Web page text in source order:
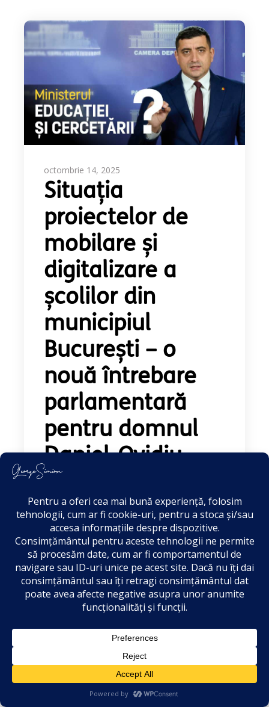
octombrie 14, 2025
Situația
proiectelor de
mobilare și
digitalizare a
școlilor din
municipiul
București – o
nouă întrebare
parlamentară
pentru domnul
Daniel-Ovidiu
Educației și
Cercetării
Domnule ministru, România și-a
asumat în fața Uniunii Europene, prin
Planul Național de Redresare și
Reziliență, echiparea a 5.200 de labo
Mai mult...